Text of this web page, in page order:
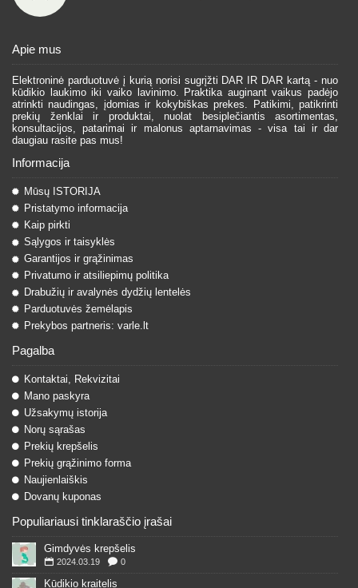
Apie mus
Elektroninė parduotuvė į kurią norisi sugrįžti DAR IR DAR kartą - nuo
kūdikio laukimo iki vaiko lavinimo. Praktika auginant vaikus padėjo
atrinkti naudingas, įdomias ir kokybiškas prekes. Patikimi, patikrinti
prekių ženklai ir produktai, nuolat besiplečiantis asortimentas,
konsultacijos, patarimai ir malonus aptarnavimas - visa tai ir dar
daugiau rasite pas mus!
Informacija
Mūsų ISTORIJA
Pristatymo informacija
Kaip pirkti
Sąlygos ir taisyklės
Garantijos ir grąžinimas
Privatumo ir atsiliepimų politika
Drabužių ir avalynės dydžių lentelės
Parduotuvės žemėlapis
Prekybos partneris: varle.lt
Pagalba
Kontaktai, Rekvizitai
Mano paskyra
Užsakymų istorija
Norų sąrašas
Prekių krepšelis
Prekių grąžinimo forma
Naujienlaiškis
Dovanų kuponas
Populiariausi tinklaraščio įrašai
Gimdyvės krepšelis
2024.03.19 0
Kūdikio kraitelis